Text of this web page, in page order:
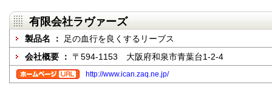
有限会社ラヴァーズ
製品名 ：
足の血行を良くするリーブス
会社概要 ： 〒594-1153 大阪府和泉市青葉台1-2-4
http://www.ican.zaq.ne.jp/